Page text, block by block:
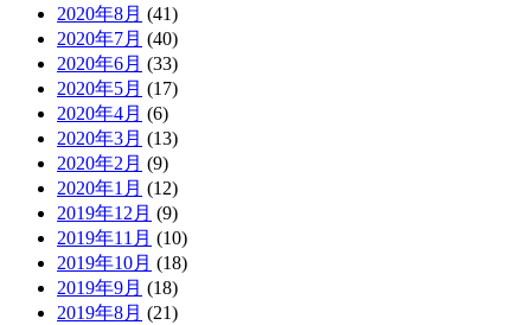
2020年8月 (41)
2020年7月 (40)
2020年6月 (33)
2020年5月 (17)
2020年4月 (6)
2020年3月 (13)
2020年2月 (9)
2020年1月 (12)
2019年12月 (9)
2019年11月 (10)
2019年10月 (18)
2019年9月 (18)
2019年8月 (21)